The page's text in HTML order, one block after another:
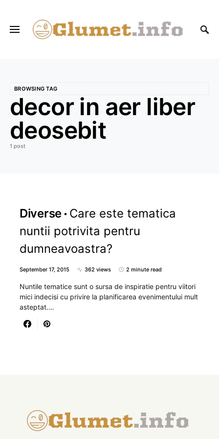
BROWSING TAG
decor in aer liber
deosebit
1 post
Diverse Care este tematica
nuntii potrivita pentru
dumneavoastra?
September 17, 2015 362 views 2 minute read
Nuntile tematice sunt o sursa de inspiratie pentru viitori
mici indecisi cu privire la planificarea evenimentului mult
asteptat.…